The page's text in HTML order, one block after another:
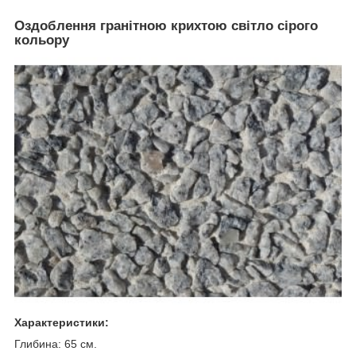
Оздоблення гранітною крихтою світло сірого
кольору
Характеристики:
Глибина: 65 см.